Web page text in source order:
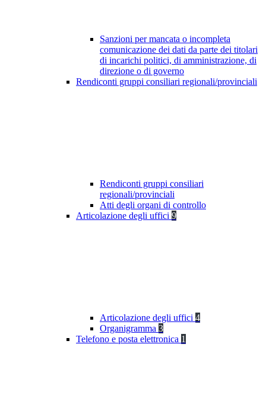
Sanzioni per mancata o incompleta
comunicazione dei dati da parte dei titolari
di incarichi politici, di amministrazione, di
direzione o di governo
Rendiconti gruppi consiliari regionali/provinciali
Rendiconti gruppi consiliari
regionali/provinciali
Atti degli organi di controllo
Articolazione degli uffici 9
Articolazione degli uffici 4
Organigramma 3
Telefono e posta elettronica 1